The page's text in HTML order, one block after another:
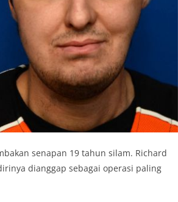
senapan 19 tahun silam. Richard
dianggap sebagai operasi paling